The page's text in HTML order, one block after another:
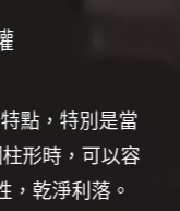
點，特別是當
形時，可以容
乾淨利落。